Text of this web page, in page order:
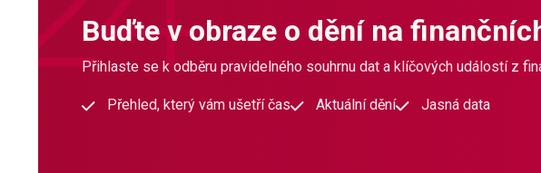
Buďte v obraze o dění na
Přihlaste se k odběru pravidelného souhrnu dat a klíčových událostí z
Přehled, který vám ušetří čas Aktuální dění Jasná data